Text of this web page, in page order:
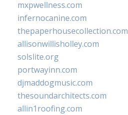
mxpwellness.com
infernocanine.com
thepaperhousecollection.com
allisonwillisholley.com
solslite.org
portwayinn.com
djmaddogmusic.com
thesoundarchitects.com
allin1roofing.com